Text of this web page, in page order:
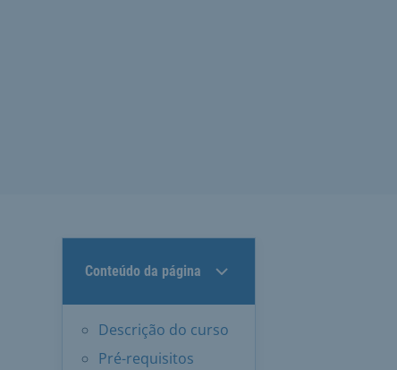
Conteúdo da página
Descrição do curso
Pré-requisitos